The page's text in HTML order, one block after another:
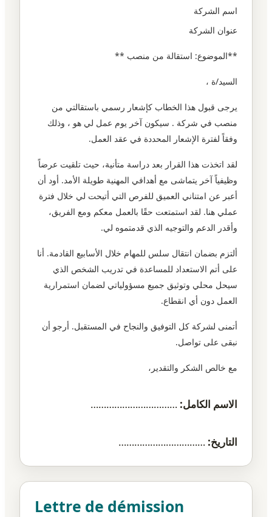
اسم الشركة
عنوان الشركة
**الموضوع: استقالة من منصب **
السيد/ة ،
يرجى قبول هذا الخطاب كإشعار رسمي باستقالتي من
منصب في شركة . سيكون آخر يوم عمل لي هو ، وذلك
وفقاً لفترة الإشعار المحددة في عقد العمل.
لقد اتخذت هذا القرار بعد دراسة متأنية، حيث تلقيت عرضاً
وظيفياً آخر يتماشى مع أهدافي المهنية طويلة الأمد. أود أن
أعبر عن امتناني العميق للفرص التي أتيحت لي خلال فترة
عملي هنا. لقد استمتعت حقًا بالعمل معكم ومع الفريق،
وأقدر الدعم والتوجيه الذي قدمتموه لي.
ألتزم بضمان انتقال سلس للمهام خلال الأسابيع القادمة. أنا
على أتم الاستعداد للمساعدة في تدريب الشخص الذي
سيحل محلي وتوثيق جميع مسؤولياتي لضمان استمرارية
العمل دون أي انقطاع.
أتمنى لشركة كل التوفيق والنجاح في المستقبل. أرجو أن
نبقى على تواصل.
مع خالص الشكر والتقدير،
الاسم الكامل: ……………………………
التاريخ: ……………………………
Lettre de démission